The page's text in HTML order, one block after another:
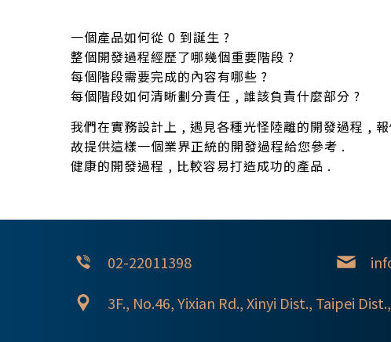
一個產品如何從 0 到誕生 ?
整個開發過程經歷了哪幾個重要階段 ?
每個階段需要完成的內容有哪些 ?
每個階段如何清晰劃分責任 , 誰該負責什麼部分 ?
我們在實務設計上 , 遇見各種光怪陸離的開發過程 ,
故提供這樣一個業界正統的開發過程給您參考 .
健康的開發過程 , 比較容易打造成功的產品 .
02-22011398
3F., No.46, Yixian Rd., Xinyi Dist., Taipei